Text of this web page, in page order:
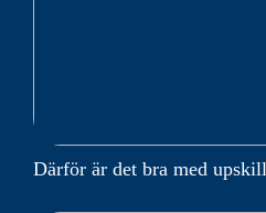
Därför är det bra med